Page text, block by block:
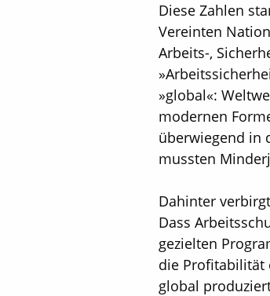
Diese Zahlen
Vereinten
Arbeits-,
»global«:
modernen
überwiegend in
mussten
Dahinter
Dass
gezielten
die Profitabilität
global